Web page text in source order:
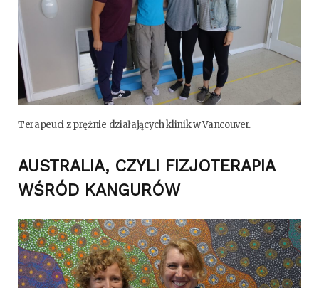
Tera­peu­ci z pręż­nie dzia­ła­ją­cych kli­nik w Vancouver.
AUSTRALIA, CZYLI FIZJOTERAPIA
WŚRÓD KANGURÓW